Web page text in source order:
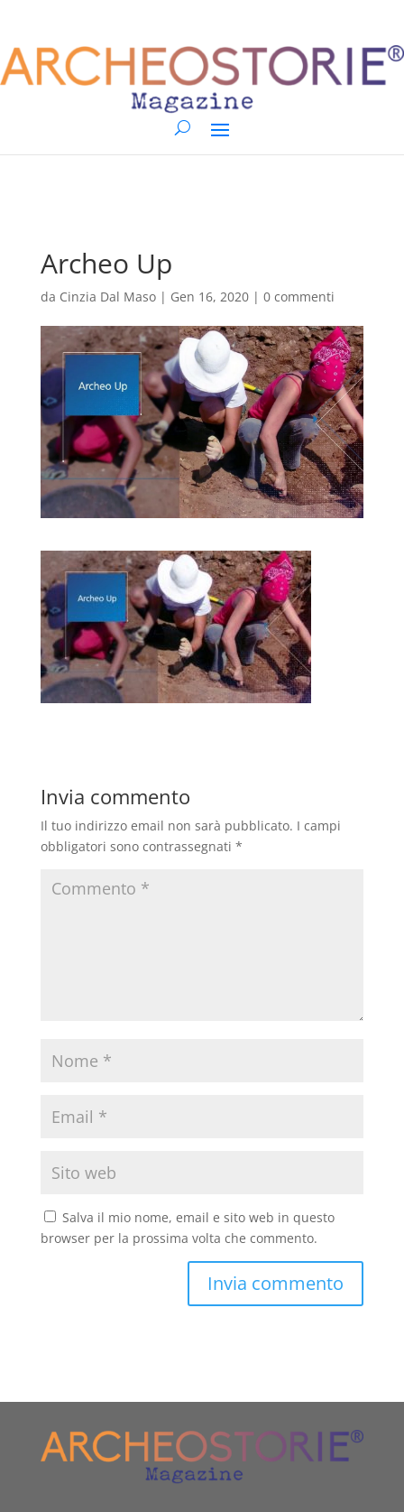
Archeo Up
da Cinzia Dal Maso| Gen 16, 2020| 0 commenti
Invia commento
Il tuo indirizzo email non sarà pubblicato. I campi
obbligatori sono contrassegnati *
Salva il mio nome, email e sito web in questo
browser per la prossima volta che commento.